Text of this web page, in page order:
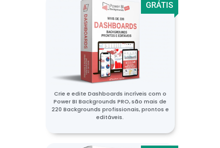
GRÁTIS
Crie e edite Dashboards incríveis com o
Power BI Backgrounds PRO, são mais de
220 Backgrounds profissionais, prontos e
editáveis.